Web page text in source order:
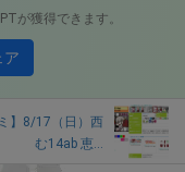
が獲得できます。
ア
ミ】8/17（日）西
む14ab 恵...